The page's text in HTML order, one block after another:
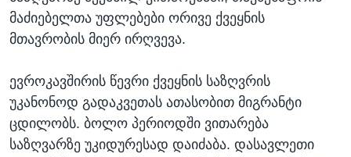
მაძიებელთა უფლებები ორივე ქვეყნის
მთავრობის მიერ ირღვევა.
ევროკავშირის წევრი ქვეყნის საზღვრის
უკანონოდ გადაკვეთას ათასობით მიგრანტი
ცდილობს. ბოლო პერიოდში ვითარება
საზღვარზე უკიდურესად დაიძაბა. დასავლეთი